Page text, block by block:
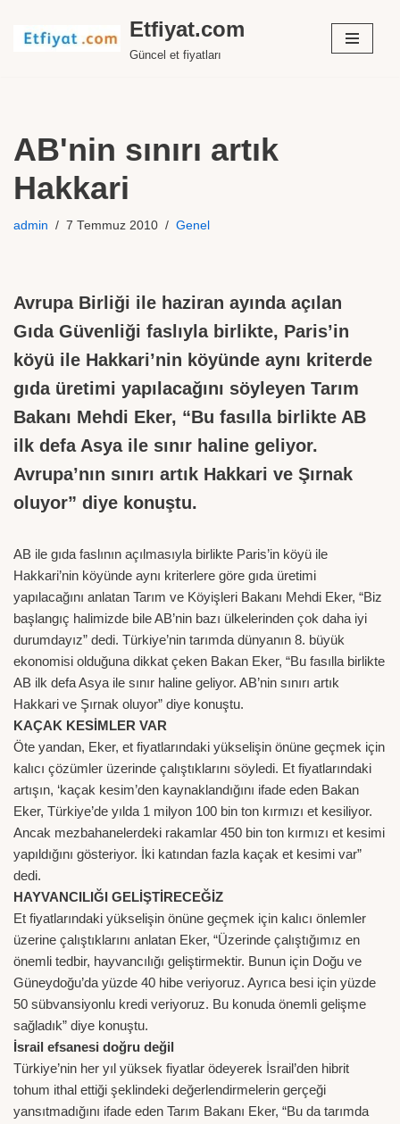
İçeriğe
Etfiyat.com
Güncel et fiyatları
AB'nin sınırı artık
Hakkari
admin 7 Temmuz 2010 Genel
Avrupa Birliği ile haziran ayında açılan
Gıda Güvenliği faslıyla birlikte, Paris’in
köyü ile Hakkari’nin köyünde aynı kriterde
gıda üretimi yapılacağını söyleyen Tarım
Bakanı Mehdi Eker, “Bu fasılla birlikte AB
ilk defa Asya ile sınır haline geliyor.
Avrupa’nın sınırı artık Hakkari ve Şırnak
oluyor” diye konuştu.
AB ile gıda faslının açılmasıyla birlikte Paris’in köyü ile
Hakkari’nin köyünde aynı kriterlere göre gıda üretimi
yapılacağını anlatan Tarım ve Köyişleri Bakanı Mehdi Eker, “Biz
başlangıç halimizde bile AB’nin bazı ülkelerinden çok daha iyi
durumdayız” dedi. Türkiye’nin tarımda dünyanın 8. büyük
ekonomisi olduğuna dikkat çeken Bakan Eker, “Bu fasılla birlikte
AB ilk defa Asya ile sınır haline geliyor. AB’nin sınırı artık
Hakkari ve Şırnak oluyor” diye konuştu.
KAÇAK KESİMLER VAR
Öte yandan, Eker, et fiyatlarındaki yükselişin önüne geçmek için
kalıcı çözümler üzerinde çalıştıklarını söyledi. Et fiyatlarındaki
artışın, ‘kaçak kesim’den kaynaklandığını ifade eden Bakan
Eker, Türkiye’de yılda 1 milyon 100 bin ton kırmızı et kesiliyor.
Ancak mezbahanelerdeki rakamlar 450 bin ton kırmızı et kesimi
yapıldığını gösteriyor. İki katından fazla kaçak et kesimi var”
dedi.
HAYVANCILIĞI GELİŞTİRECEĞİZ
Et fiyatlarındaki yükselişin önüne geçmek için kalıcı önlemler
üzerine çalıştıklarını anlatan Eker, “Üzerinde çalıştığımız en
önemli tedbir, hayvancılığı geliştirmektir. Bunun için Doğu ve
Güneydoğu’da yüzde 40 hibe veriyoruz. Ayrıca besi için yüzde
50 sübvansiyonlu kredi veriyoruz. Bu konuda önemli gelişme
sağladık” diye konuştu.
İsrail efsanesi doğru değil
Türkiye’nin her yıl yüksek fiyatlar ödeyerek İsrail’den hibrit
tohum ithal ettiği şeklindeki değerlendirmelerin gerçeği
yansıtmadığını ifade eden Tarım Bakanı Eker, “Bu da tarımda